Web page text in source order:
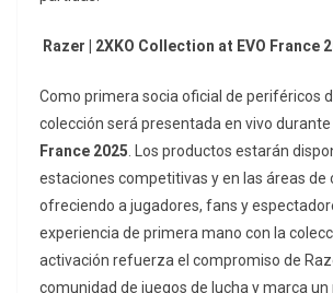
Razer | 2XKO Collection at EVO France
Como primera socia oficial de periféricos
colección será presentada en vivo
France 2025 . Los productos estarán
estaciones competitivas y en las áreas de
ofreciendo a jugadores, fans y
experiencia de primera mano con la
activación refuerza el compromiso de
comunidad de juegos de lucha y marca